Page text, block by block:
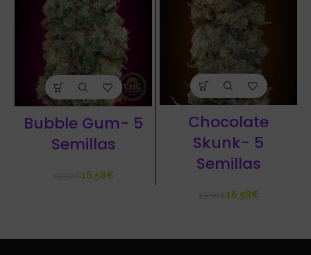
Bubble Gum- 5
Semillas
16,58€
Chocolate
Skunk- 5
Semillas
16,58€